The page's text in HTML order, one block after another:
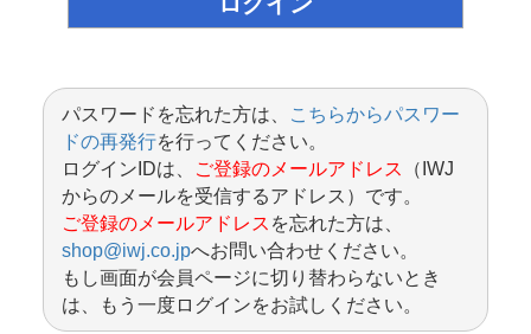
パスワードを忘れた方は、
こちらからパスワー
ドの再発行を行ってください。
ログインIDは、
ご登録のメールアドレス
（IWJ
からのメールを受信するアドレス）です。
ご登録のメールアドレス を忘れた方は、
shop@iwj.co.jpへお問い合わせください。
もし画面が会員ページに切り替わらないとき
は、もう一度ログインをお試しください。